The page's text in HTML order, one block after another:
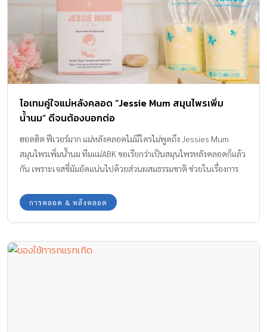
ไอเทมคู่ใจแม่หลังคลอด “Jessie Mum สมุนไพรเพิ่ม
น้ำนม” ดีจนต้องบอกต่อ
ฮอตฮิต ฟีเวอร์มาก แม่หลังคลอดไม่มีใครไม่พูดถึง Jessies Mum
สมุนไพรเพิ่มน้ำนม ทีมแม่ABK ขอเรียกว่าเป็นสมุนไพรหลังคลอดก็แล้ว
กัน เพราะเจสซี่มัมอัดแน่นไปด้วยส่วนผสมธรรมชาติ ช่วยในเรื่องการ
การคลอด & หลังคลอด